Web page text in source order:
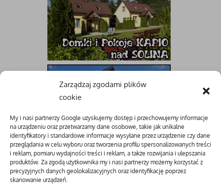
Zarządzaj zgodami plików
cookie
My i nasi partnerzy Google uzyskujemy dostęp i przechowujemy informacje
na urządzeniu oraz przetwarzamy dane osobowe, takie jak unikalne
identyfikatory i standardowe informacje wysyłane przez urządzenie czy dane
przeglądania w celu wyboru oraz tworzenia profilu spersonalizowanych treści
i reklam, pomiaru wydajności treści i reklam, a także rozwijania i ulepszania
produktów. Za zgodą użytkownika my i nasi partnerzy możemy korzystać z
precyzyjnych danych geolokalizacyjnych oraz identyfikację poprzez
skanowanie urządzeń.